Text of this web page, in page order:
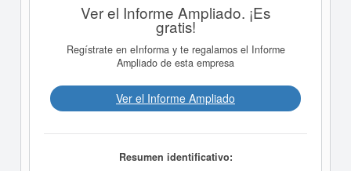
Ver el Informe Ampliado. ¡Es
gratis!
Regístrate en eInforma y te regalamos el Informe
Ampliado de esta empresa
Ver el Informe Ampliado
Resumen identificativo: